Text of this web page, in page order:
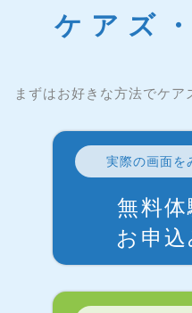
ケアズ
まずはお好きな方法でケ
実際の画面を
無料体
お申込